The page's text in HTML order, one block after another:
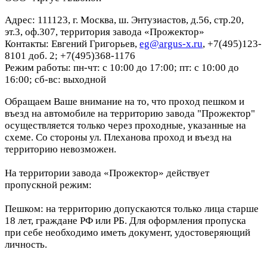
Адрес: 111123, г. Москва, ш. Энтузиастов, д.56, стр.20,
эт.3, оф.307, территория завода «Прожектор»
Контакты: Евгений Григорьев, eg@argus-x.ru, +7(495)123-
8101 доб. 2; +7(495)368-1176
Режим работы: пн-чт: с 10:00 до 17:00; пт: с 10:00 до
16:00; сб-вс: выходной
Обращаем Ваше внимание на то, что проход пешком и
въезд на автомобиле на территорию завода "Прожектор"
осуществляется только через проходные, указанные на
схеме. Со стороны ул. Плеханова проход и въезд на
территорию невозможен.
На территории завода «Прожектор» действует
пропускной режим:
Пешком: на территорию допускаются только лица старше
18 лет, граждане РФ или РБ. Для оформления пропуска
при себе необходимо иметь документ, удостоверяющий
личность.